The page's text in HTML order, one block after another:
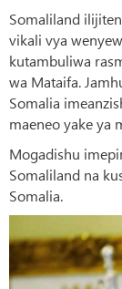
Somaliland
vikali vya
kutambuliwa
wa Mataifa.
Somalia
maeneo yake ya
Mogadishu
Somaliland na
Somalia.